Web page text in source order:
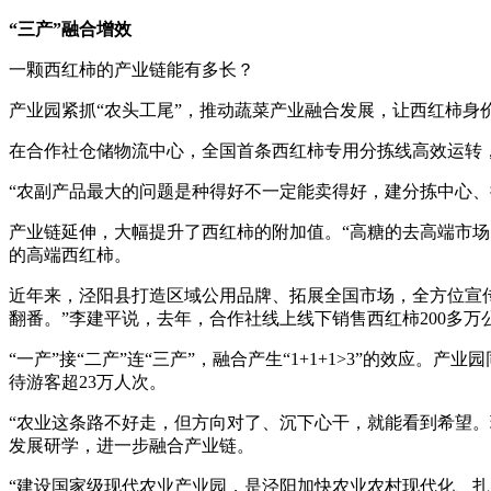
“三产”融合增效
一颗西红柿的产业链能有多长？
产业园紧抓“农头工尾”，推动蔬菜产业融合发展，让西红柿
在合作社仓储物流中心，全国首条西红柿专用分拣线高效运
“农副产品最大的问题是种得好不一定能卖得好，建分拣中心
产业链延伸，大幅提升了西红柿的附加值。“高糖的去高端市
的高端西红柿。
近年来，泾阳县打造区域公用品牌、拓展全国市场，全方位
翻番。”李建平说，去年，合作社线上线下销售西红柿200多万
“一产”接“二产”连“三产”，融合产生“1+1+1>3”的效应。产
待游客超23万人次。
“农业这条路不好走，但方向对了、沉下心干，就能看到希望
发展研学，进一步融合产业链。
“建设国家级现代农业产业园，是泾阳加快农业农村现代化、